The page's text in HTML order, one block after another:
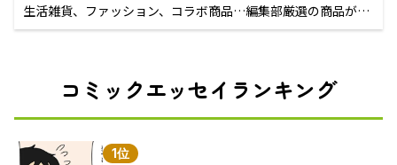
生活雑貨、ファッション、コラボ商品…編集部厳選の商品が買
えるECサイト
コミックエッセイランキング
1位